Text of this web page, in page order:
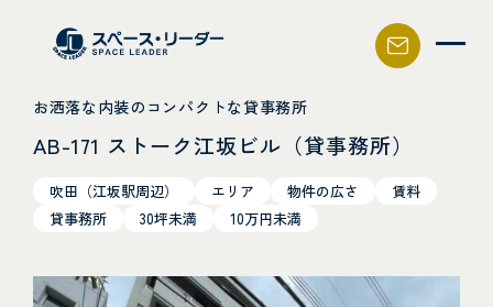
スペース・リーダー
お洒落な内装のコンパクトな貸事務所
AB-171 ストーク江坂ビル（貸事務所）
吹田（江坂駅周辺） エリア 物件の広さ
賃料
貸事務所
30坪未満 10万円未満